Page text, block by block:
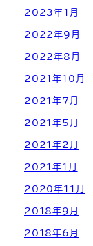
2023年1月
2022年9月
2022年8月
2021年10月
2021年7月
2021年5月
2021年2月
2021年1月
2020年11月
2018年9月
2018年6月